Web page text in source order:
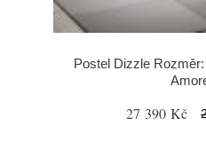
Postel Dizzle
27 390 Kč